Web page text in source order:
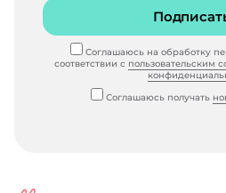
Соглашаюсь на обработку
соответствии с пользовательским
Соглашаюсь получать